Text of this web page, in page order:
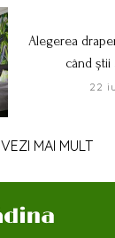
Alegerea
când
22
VEZI MAI MULT